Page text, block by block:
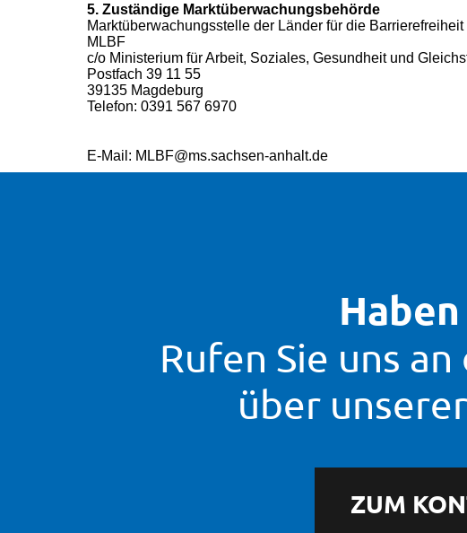
5. Zuständige Marktüberwachungsbehörde
Marktüberwachungsstelle der Länder für die
MLBF
c/o Ministerium für Arbeit, Soziales, Gesundheit und
Postfach 39 11 55
39135 Magdeburg
Telefon: 0391 567 6970
E-Mail: MLBF@ms.sachsen-anhalt.de
Rufen Sie uns
über
ZUM